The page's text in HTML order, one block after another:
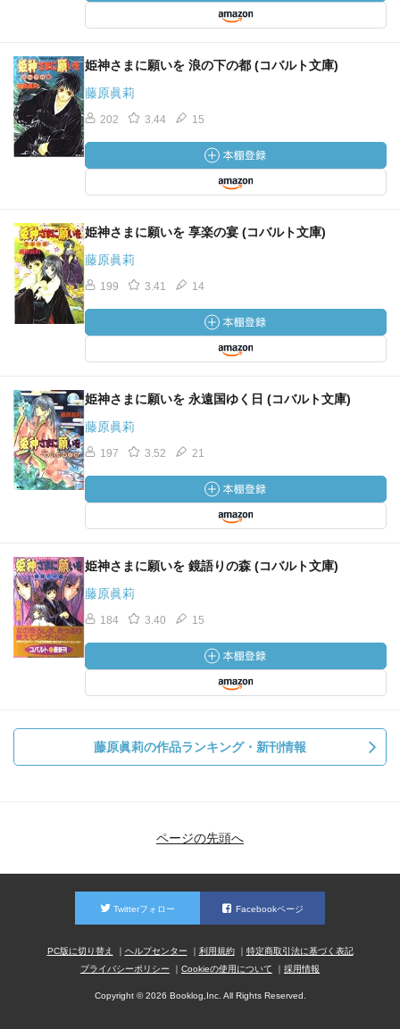
姫神さまに願いを 浪の下の都 (コバルト文庫)
藤原眞莉
202 3.44 15
姫神さまに願いを 享楽の宴 (コバルト文庫)
藤原眞莉
199 3.41 14
姫神さまに願いを 永遠国ゆく日 (コバルト文庫)
藤原眞莉
197 3.52 21
姫神さまに願いを 鏡語りの森 (コバルト文庫)
藤原眞莉
184 3.40 15
藤原眞莉の作品ランキング・新刊情報
ページの先頭へ
Twitterフォロー Facebookページ
PC版に切り替え ヘルプセンター 利用規約
特定商取引法に基づく表記
プライバシーポリシー
Cookieの使用について 採用情報
Copyright © 2026 Booklog,Inc. All Rights Reserved.